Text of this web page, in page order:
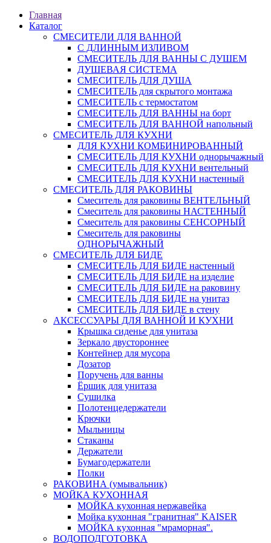
Главная
Каталог
СМЕСИТЕЛИ ДЛЯ ВАННОЙ
С ДЛИННЫМ ИЗЛИВОМ
СМЕСИТЕЛЬ ДЛЯ ВАННЫ С ДУШЕМ
ДУШЕВАЯ СИСТЕМА
СМЕСИТЕЛЬ ДЛЯ ДУША
СМЕСИТЕЛЬ для скрытого монтажа
СМЕСИТЕЛЬ с термостатом
СМЕСИТЕЛЬ ДЛЯ ВАННЫ на борт
СМЕСИТЕЛЬ ДЛЯ ВАННОЙ напольный
СМЕСИТЕЛЬ ДЛЯ КУХНИ
ДЛЯ КУХНИ КОМБИНИРОВАННЫЙ
СМЕСИТЕЛЬ ДЛЯ КУХНИ однорычажный
СМЕСИТЕЛЬ ДЛЯ КУХНИ вентельный
СМЕСИТЕЛЬ ДЛЯ КУХНИ настенный
СМЕСИТЕЛЬ ДЛЯ РАКОВИНЫ
Смеситель для раковины ВЕНТЕЛЬНЫЙ
Смеситель для раковины НАСТЕННЫЙ
Смеситель для раковины СЕНСОРНЫЙ
Смеситель для раковины
ОДНОРЫЧАЖНЫЙ
СМЕСИТЕЛЬ ДЛЯ БИДЕ
СМЕСИТЕЛЬ ДЛЯ БИДЕ настенный
СМЕСИТЕЛЬ ДЛЯ БИДЕ на изделие
СМЕСИТЕЛЬ ДЛЯ БИДЕ на раковину
СМЕСИТЕЛЬ ДЛЯ БИДЕ на унитаз
СМЕСИТЕЛЬ ДЛЯ БИДЕ в стену
АКСЕССУАРЫ ДЛЯ ВАННОЙ И КУХНИ
Крышка сиденье для унитаза
Зеркало двустороннее
Контейнер для мусора
Дозатор
Поручень для ванны
Ёршик для унитаза
Сушилка
Полотенцедержатели
Крючки
Мыльницы
Стаканы
Держатели
Бумагодержатели
Полки
РАКОВИНА (умывальник)
МОЙКА КУХОННАЯ
МОЙКА кухонная нержавейка
Мойка кухонная "гранитная" KAISER
МОЙКА кухонная "мраморная".
ВОДОПОДГОТОВКА